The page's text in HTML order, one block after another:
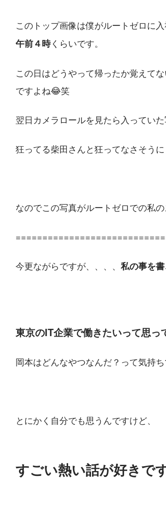
このトップ画像は僕がルートゼロに
午前４時くらいです。
この日はどうやって帰ったか覚えて
ですよね😂笑
翌日カメラロールを見たら入っていた
狂ってる柴田さんと狂ってなさそう
なのでこの写真がルートゼロでの私
今更ながらですが、、、、 私の事を
東京のIT企業で働きたいって思っ
岡本はどんなやつなんだ？って気持
とにかく自分でも思うんですけど、
すごい熱い話が好きで